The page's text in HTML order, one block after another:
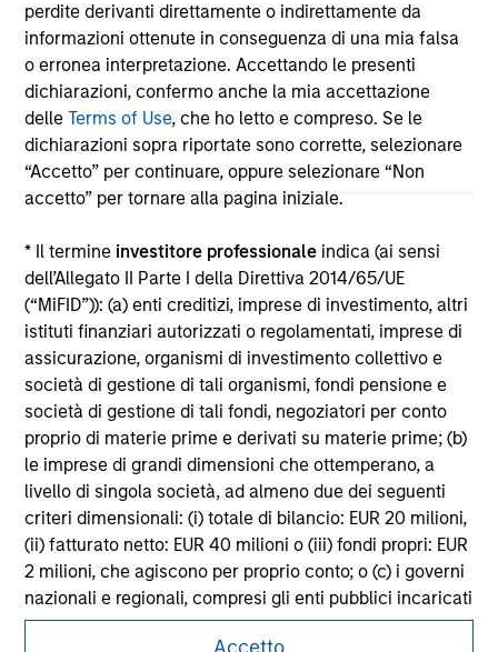
perdite derivanti direttamente o indirettamente da
informazioni ottenute in conseguenza di una mia falsa
o erronea interpretazione. Accettando le presenti
dichiarazioni, confermo anche la mia accettazione
delleTerms of Use, che ho letto e compreso. Se le
dichiarazioni sopra riportate sono corrette, selezionare
“Accetto” per continuare, oppure selezionare “Non
accetto” per tornare alla pagina iniziale.
* Il termine investitore professionale indica (ai sensi
dell’Allegato II Parte I della Direttiva 2014/65/UE
(“MiFID”)): (a) enti creditizi, imprese di investimento, altri
istituti finanziari autorizzati o regolamentati, imprese di
assicurazione, organismi di investimento collettivo e
società di gestione di tali organismi, fondi pensione e
società di gestione di tali fondi, negoziatori per conto
proprio di materie prime e derivati su materie prime; (b)
le imprese di grandi dimensioni che ottemperano, a
livello di singola società, ad almeno due dei seguenti
criteri dimensionali: (i) totale di bilancio: EUR 20 milioni,
(ii) fatturato netto: EUR 40 milioni o (iii) fondi propri: EUR
2 milioni, che agiscono per proprio conto; o (c) i governi
nazionali e regionali, compresi gli enti pubblici incaricati
della gestione del debito pubblico a livello nazionale o
May not represent all Team Members.
The information on this page is for informational
purposes only. The information contained herein does
not constitute and should not be construed as an
offering of advisory services or an offer to sell or a
solicitation of an offer to buy any securities in any
jurisdiction in which such offer or solicitation,
securities, insurance or other laws of such jurisdiction.
All investing involves risks, including a loss of principal.
Please refer to the strategy detail page for important
information on the strategy, including additional risk
considerations.